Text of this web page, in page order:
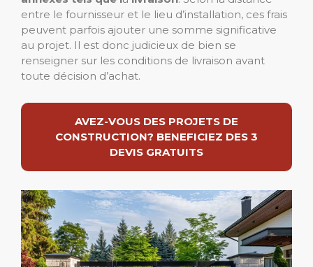
entre le fournisseur et le lieu d’installation, ces frais
peuvent parfois ajouter une somme significative
au projet. Il est donc judicieux de bien se
renseigner sur les conditions de livraison avant
toute décision d’achat.
AVEZ-VOUS DES PROJETS DE
CONSTRUCTION? BENEFICIEZ DES 3
DEVIS GRATUITS